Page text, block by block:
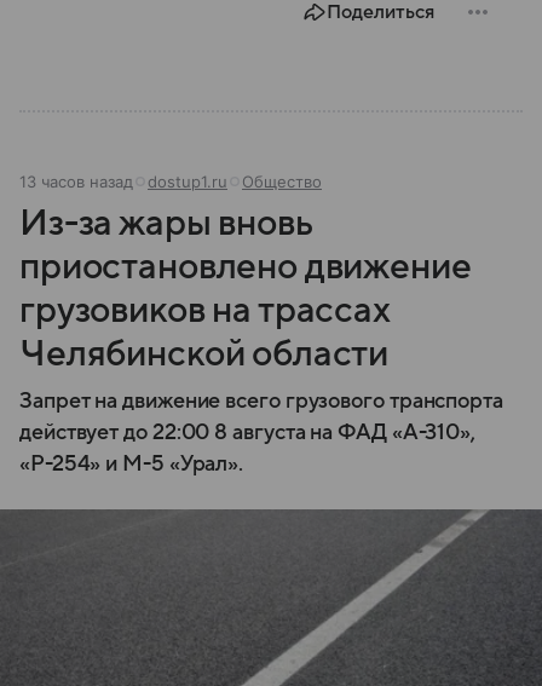
Поделиться
13 часов назад dostup1.ru Общество
Из-за жары вновь
приостановлено движение
грузовиков на трассах
Челябинской области
Запрет на движение всего грузового транспорта
действует до 22:00 8 августа на ФАД «А-310»,
«Р-254» и М-5 «Урал».